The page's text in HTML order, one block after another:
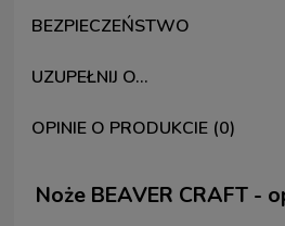
BEZPIECZEŃSTWO
UZUPEŁNIJ O...
OPINIE O PRODUKCIE (0)
Noże BEAVER CRAFT -